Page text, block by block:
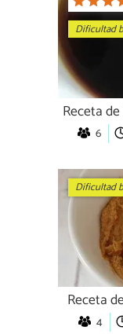
Dificultad
Receta
6
Dificultad
Receta
4